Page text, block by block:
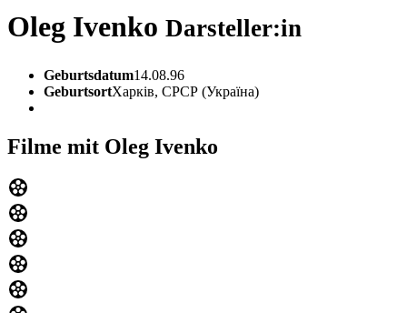
Oleg Ivenko Darsteller:in
Geburtsdatum14.08.96
GeburtsortХарків, СРСР (Україна)
Filme mit Oleg Ivenko